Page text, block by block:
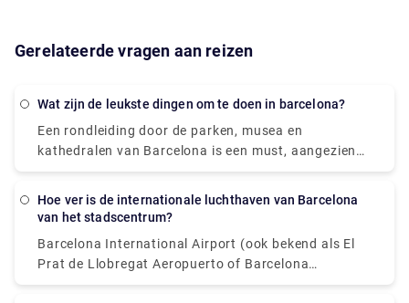
Gerelateerde vragen aan reizen
Wat zijn de leukste dingen om te doen in barcelona?
Een rondleiding door de parken, musea en
kathedralen van Barcelona is een must, aangezien
de stad een aantal van de meest unieke en
Rondleidingen door de kleurrijke gebouwen van
en Park Güell, zullen je dag goed beginnen. Pak een
hapje op de levendige Boqueria-markt, leun
Hoe ver is de internationale luchthaven van Barcelona
van het stadscentrum?
Barcelona International Airport (ook bekend als El
Prat de Llobregat Aeropuerto of Barcelona
Aeroport) ligt 13 kilometer ten zuiden van het